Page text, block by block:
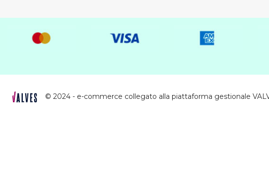
© 2024 - e-commerce collegato alla piattaforma gestionale